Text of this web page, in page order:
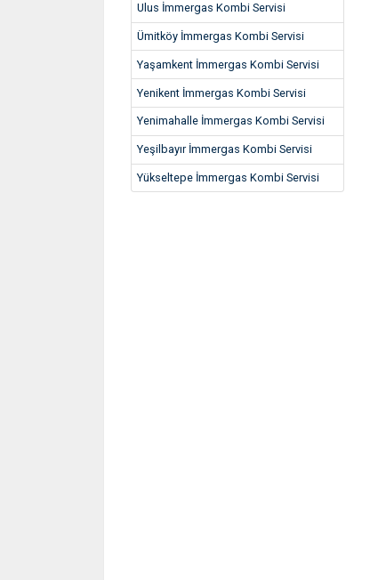
Ulus İmmergas Kombi Servisi
Ümitköy İmmergas Kombi Servisi
Yaşamkent İmmergas Kombi Servisi
Yenikent İmmergas Kombi Servisi
Yenimahalle İmmergas Kombi Servisi
Yeşilbayır İmmergas Kombi Servisi
Yükseltepe İmmergas Kombi Servisi